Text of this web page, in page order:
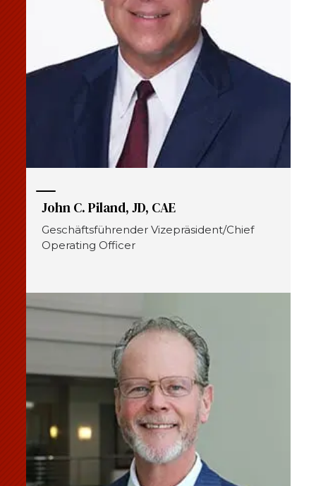
Definieren Sie Ihren Weg
Unsere Verbindung mit Freemasonry
Erlebe die Bruderschaft
Nachrichten und Veranstaltungen
Mitgliederzentrum
SIEF Programme
John C. Piland, JD, CAE
Geschäftsführender Vizepräsident/Chief
Operating Officer